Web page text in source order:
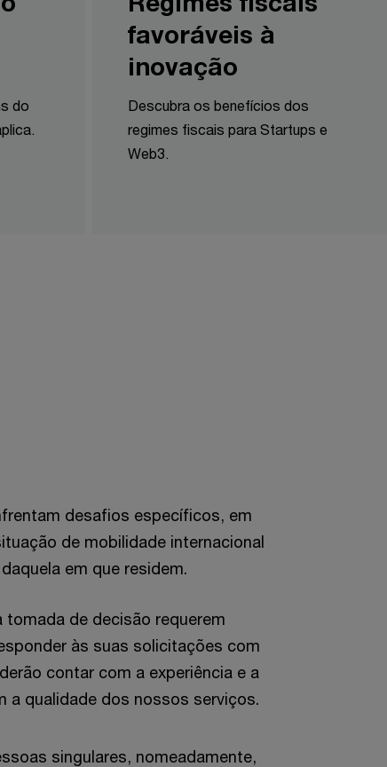
do
favoráveis à
inovação
Descubra os benefícios dos
regimes fiscais para Startups e
Web3.
desafios específicos, em
de mobilidade internacional
em que residem.
de decisão requerem
às suas solicitações com
contar com a experiência e a
a qualidade dos nossos serviços.
singulares, nomeadamente,